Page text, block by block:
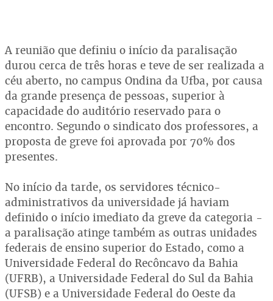
A reunião que definiu o início da paralisação
durou cerca de três horas e teve de ser realizada a
céu aberto, no campus Ondina da Ufba, por causa
da grande presença de pessoas, superior à
capacidade do auditório reservado para o
encontro. Segundo o sindicato dos professores, a
proposta de greve foi aprovada por 70% dos
presentes.
No início da tarde, os servidores técnico-
administrativos da universidade já haviam
definido o início imediato da greve da categoria -
a paralisação atinge também as outras unidades
federais de ensino superior do Estado, como a
Universidade Federal do Recôncavo da Bahia
(UFRB), a Universidade Federal do Sul da Bahia
(UFSB) e a Universidade Federal do Oeste da